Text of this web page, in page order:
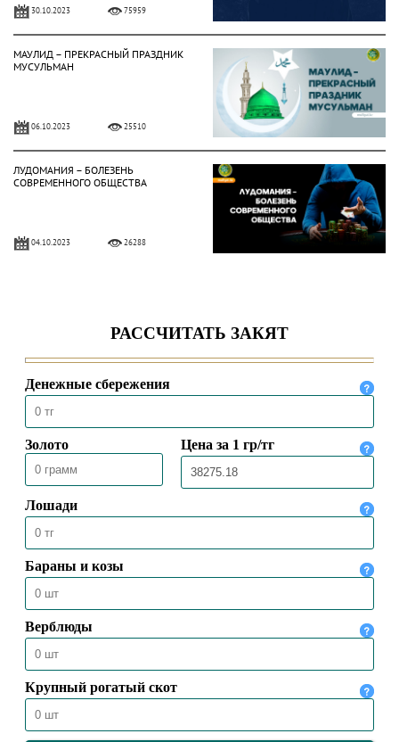
30.10.2023 75959
МАУЛИД – ПРЕКРАСНЫЙ ПРАЗДНИК
МУСУЛЬМАН
06.10.2023 25510
ЛУДОМАНИЯ – БОЛЕЗЕНЬ
СОВРЕМЕННОГО ОБЩЕСТВА
04.10.2023 26288
03.10.2023 47585
ЗНАЧИМОСТЬ «МАУЛИДА» ДЛЯ
МУСУЛЬМАНСКОГО ОБЩЕСТВА
21.09.2023